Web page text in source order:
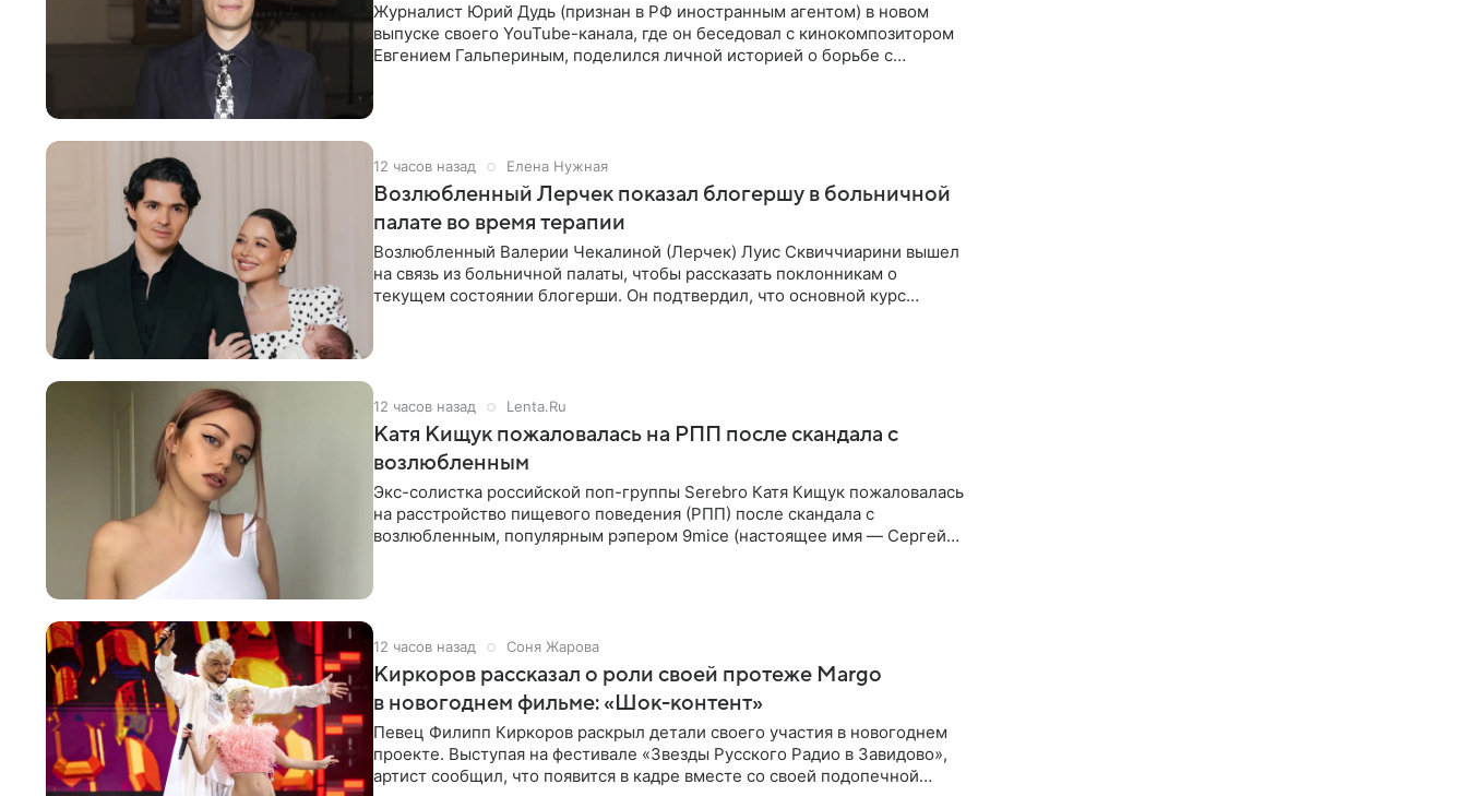
Журналист Юрий Дудь (признан в РФ иностранным агентом) в новом
выпуске своего YouTube-канала, где он беседовал с кинокомпозитором
Евгением Гальпериным, поделился личной историей о борьбе с
12 часов назад Елена Нужная
Возлюбленный Лерчек показал блогершу в больничной
палате во время терапии
Возлюбленный Валерии Чекалиной (Лерчек) Луис Сквиччиарини вышел
на связь из больничной палаты, чтобы рассказать поклонникам о
текущем состоянии блогерши. Он подтвердил, что основной курс
12 часов назад Lenta.Ru
Катя Кищук пожаловалась на РПП после скандала с
возлюбленным
Экс-солистка российской поп-группы Serebro Катя Кищук пожаловалась
на расстройство пищевого поведения (РПП) после скандала с
возлюбленным, популярным рэпером 9mice (настоящее имя — Сергей
12 часов назад Соня Жарова
Киркоров рассказал о роли своей протеже Margo
в новогоднем фильме: «Шок-контент»
Певец Филипп Киркоров раскрыл детали своего участия в новогоднем
проекте. Выступая на фестивале «Звезды Русского Радио в Завидово»,
артист сообщил, что появится в кадре вместе со своей подопечной